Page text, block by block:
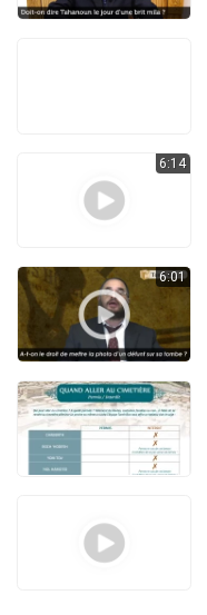
6:14
6:01